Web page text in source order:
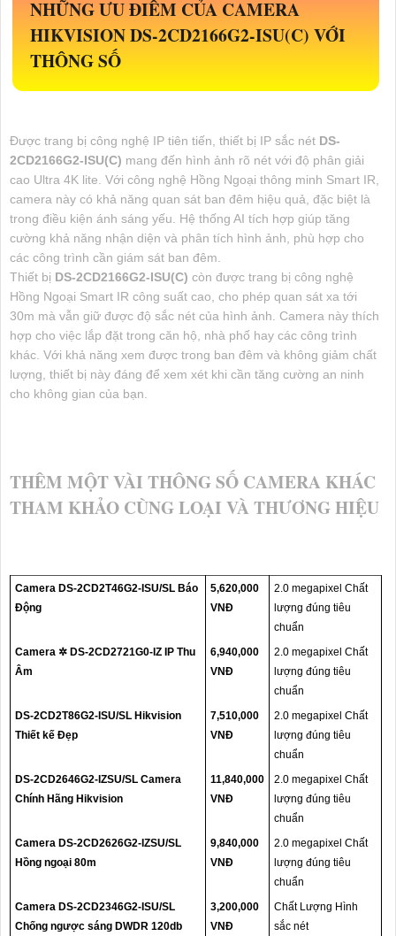
NHỮNG ƯU ĐIỂM CỦA CAMERA
HIKVISIONDS-2CD2166G2-ISU(C) VỚI
THÔNG SỐ
Được trang bị công nghệ IP tiên tiến, thiết bị IP sắc nét DS-
2CD2166G2-ISU(C) mang đến hình ảnh rõ nét với độ phân giải
cao Ultra 4K lite. Với công nghệ Hồng Ngoại thông minh Smart IR,
camera này có khả năng quan sát ban đêm hiệu quả, đặc biệt là
trong điều kiện ánh sáng yếu. Hệ thống AI tích hợp giúp tăng
cường khả năng nhận diện và phân tích hình ảnh, phù hợp cho
các công trình cần giám sát ban đêm.
Thiết bị DS-2CD2166G2-ISU(C) còn được trang bị công nghệ
Hồng Ngoại Smart IR công suất cao, cho phép quan sát xa tới
30m mà vẫn giữ được độ sắc nét của hình ảnh. Camera này thích
hợp cho việc lắp đặt trong căn hộ, nhà phố hay các công trình
khác. Với khả năng xem được trong ban đêm và không giảm chất
lượng, thiết bị này đáng để xem xét khi cần tăng cường an ninh
cho không gian của bạn.
THÊM MỘT VÀI THÔNG SỐ CAMERA KHÁC
THAM KHẢO CÙNG LOẠI VÀ THƯƠNG HIỆU
Camera DS-2CD2T46G2-ISU/SL Báo
Động
5,620,000
VNĐ
2.0 megapixel Chất
lượng đúng tiêu
chuẩn
Camera ✲ DS-2CD2721G0-IZ IP Thu
Âm
6,940,000
VNĐ
2.0 megapixel Chất
lượng đúng tiêu
chuẩn
DS-2CD2T86G2-ISU/SL Hikvision
Thiết kế Đẹp
7,510,000
VNĐ
2.0 megapixel Chất
lượng đúng tiêu
chuẩn
DS-2CD2646G2-IZSU/SL Camera
Chính Hãng Hikvision
11,840,000
VNĐ
2.0 megapixel Chất
lượng đúng tiêu
chuẩn
Camera DS-2CD2626G2-IZSU/SL
Hồng ngoại 80m
9,840,000
VNĐ
2.0 megapixel Chất
lượng đúng tiêu
chuẩn
Camera DS-2CD2346G2-ISU/SL
Chống ngược sáng DWDR 120db
3,200,000
VNĐ
Chất Lượng Hình
sắc nét